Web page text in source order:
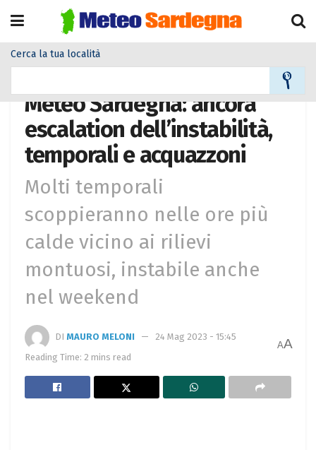
Cerca la tua località
Meteo Sardegna: ancora
escalation dell’instabilità,
temporali e acquazzoni
Molti temporali
scoppieranno nelle ore più
calde vicino ai rilievi
montuosi, instabile anche
nel weekend
DI MAURO MELONI
24 Mag 2023 - 15:45
Reading Time: 2 mins read
AA